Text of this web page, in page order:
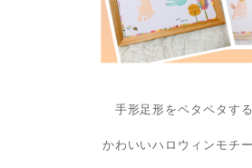
手形足形をペタペタす
かわいいハロウィンモチ